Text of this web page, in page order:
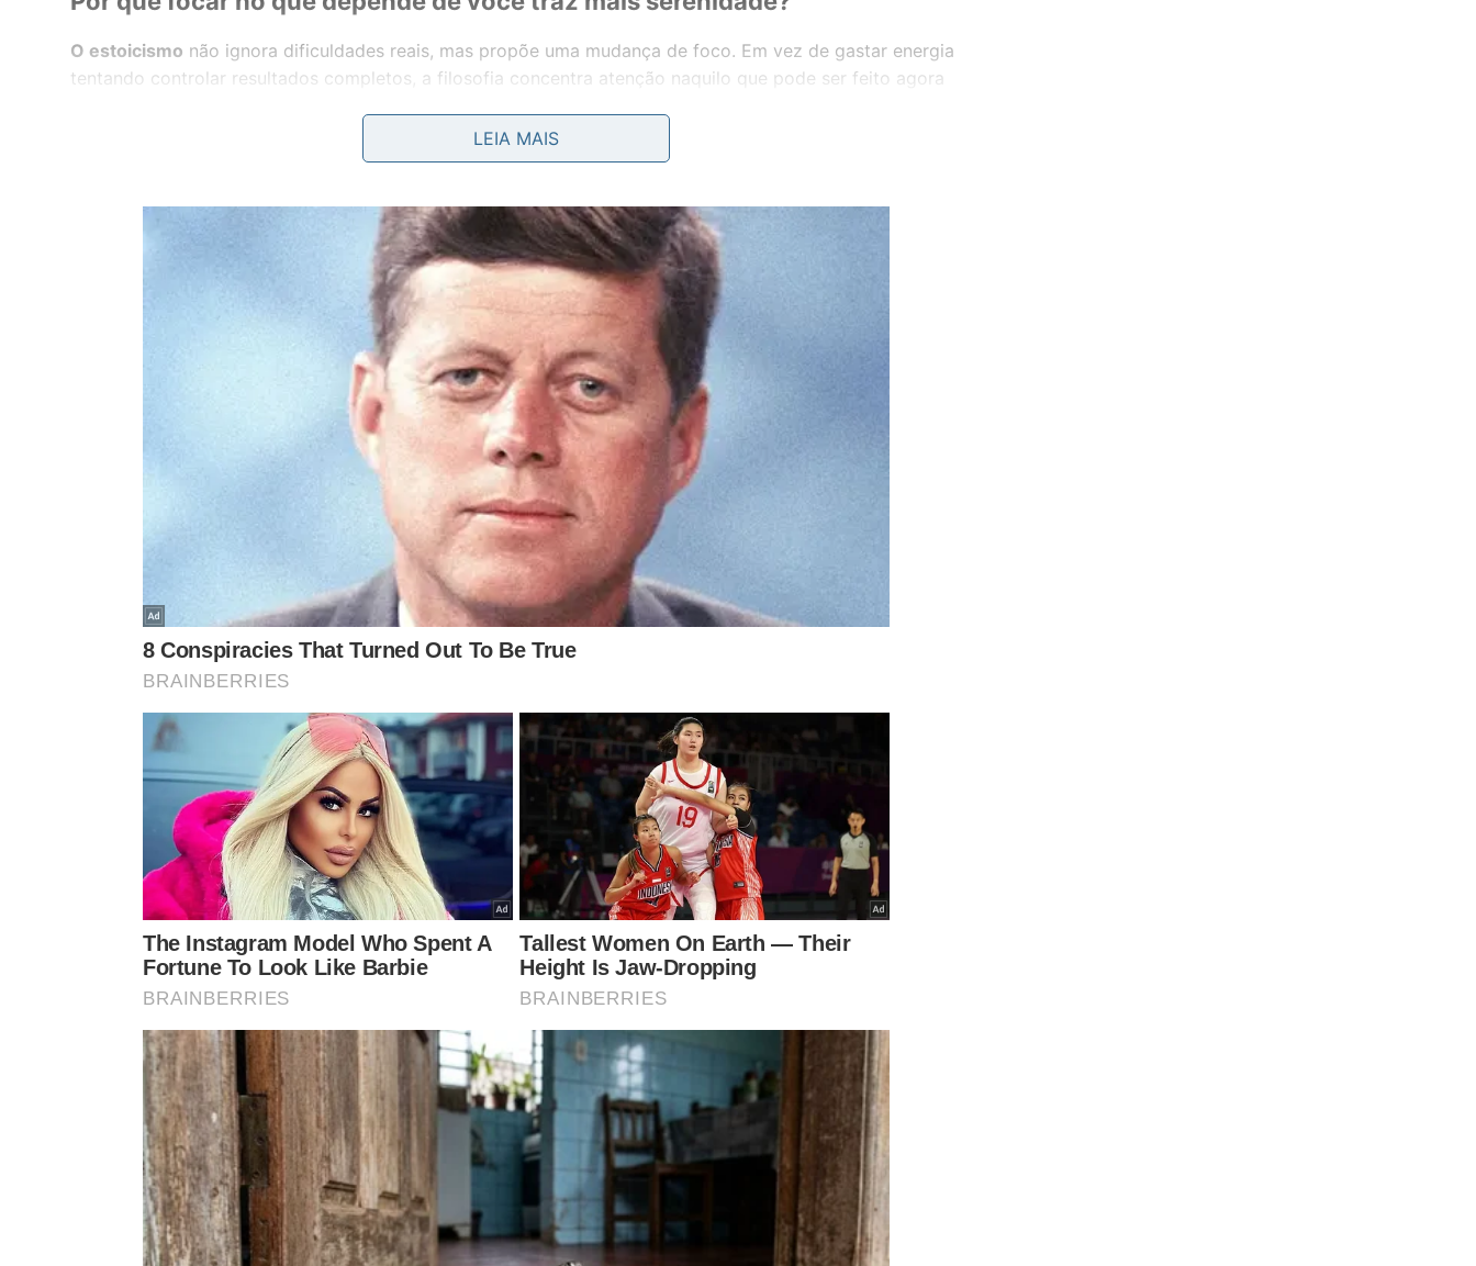
O estoicismo não ignora dificuldades reais, mas propõe uma mudança de foco. Em vez de gastar energia
tentando controlar resultados completos, a filosofia concentra atenção naquilo que pode ser feito agora
Isso significa cuidar da própria atitude, da forma de responder a conflitos e das
decisões práticas do dia a
A serenidade aparece quando a mente entende que esforço pessoal existe, mas controle absoluto
A ansiedade cresce quando a mente tenta antecipar todos os cenários possíveis ao mesmo tempo.
Imagem gerada por inteligência artificial
Como aplicar esse princípio no cotidiano?
A aplicação prática começa em situações pequenas. Antes de entrar em espiral de preocupação, vale
separar o que realmente depende de ação direta e o que pertence ao campo da incerteza inevitável.
LEIA MAIS